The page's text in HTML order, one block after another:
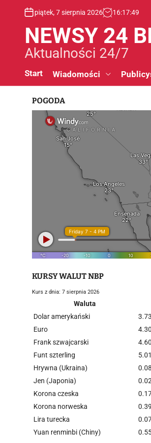
piątek, 7 sierpnia 2026 16:17:50
NEWSY 24
Aktualności 24/7
Start Wiadomości
POGODA
KURSY WALUT NBP
Kurs z dnia: 7 sierpnia 2026
Waluta
Dolar amerykański
Euro
Frank szwajcarski
Funt szterling
Hrywna (Ukraina)
Jen (Japonia)
Korona czeska
Korona norweska
Lira turecka
Yuan renminbi (Chiny)